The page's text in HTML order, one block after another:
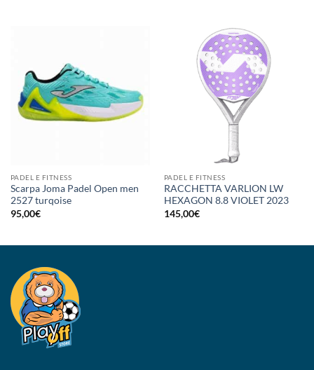
PADEL E FITNESS
Scarpa Joma Padel Open men
2527 turqoise
95,00€
PADEL E FITNESS
RACCHETTA VARLION LW
HEXAGON 8.8 VIOLET 2023
145,00€